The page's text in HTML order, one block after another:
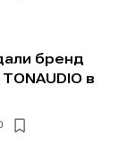
бренд
в